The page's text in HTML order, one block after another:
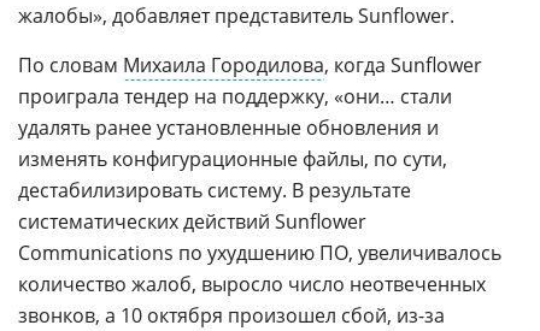
жалобы», добавляет представитель Sunflower.
По словам Михаила Городилова, когда Sunflower
проиграла тендер на поддержку, «они… стали
удалять ранее установленные обновления и
изменять конфигурационные файлы, по сути,
дестабилизировать систему. В результате
систематических действий Sunflower
Communications по ухудшению ПО, увеличивалось
количество жалоб, выросло число неотвеченных
звонков, а 10 октября произошел сбой, из-за